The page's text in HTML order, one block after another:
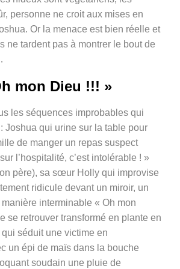
personne ne croit aux mises en
Or la menace est bien réelle et
ne tardent pas à montrer le bout de
mon Dieu !!! »
les séquences improbables qui
: Joshua qui urine sur la table pour
de manger un repas suspect
l’hospitalité, c’est intolérable ! »
père), sa sœur Holly qui improvise
ridicule devant un miroir, un
interminable « Oh mon
se retrouver transformé en plante en
séduit une victime en
un épi de maïs dans la bouche
soudain une pluie de